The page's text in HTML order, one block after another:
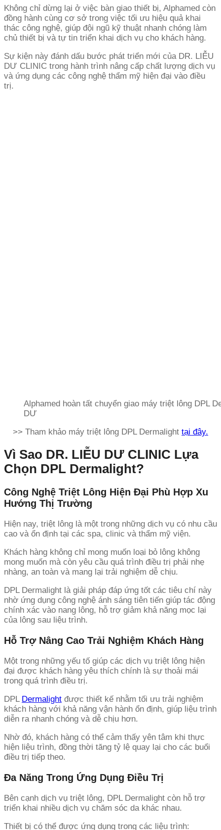
Không chỉ dừng lại ở việc bàn giao thiết bị, Alphamed còn
đồng hành cùng cơ sở trong việc tối ưu hiệu quả khai
thác công nghệ, giúp đội ngũ kỹ thuật nhanh chóng làm
chủ thiết bị và tự tin triển khai dịch vụ cho khách hàng.
Sự kiện này đánh dấu bước phát triển mới của DR. LIỄU
DƯ CLINIC trong hành trình nâng cấp chất lượng dịch vụ
và ứng dụng các công nghệ thẩm mỹ hiện đại vào điều
trị.
Alphamed hoàn tất chuyển giao máy triệt lông DPL
DƯ
>> Tham khảo máy triệt lông DPL Dermalight tại đây.
Vì Sao DR. LIỄU DƯ CLINIC Lựa
Chọn DPL Dermalight?
Công Nghệ Triệt Lông Hiện Đại Phù Hợp Xu
Hướng Thị Trường
Hiện nay, triệt lông là một trong những dịch vụ có nhu cầu
cao và ổn định tại các spa, clinic và thẩm mỹ viện.
Khách hàng không chỉ mong muốn loại bỏ lông không
mong muốn mà còn yêu cầu quá trình điều trị phải nhẹ
nhàng, an toàn và mang lại trải nghiệm dễ chịu.
DPL Dermalight là giải pháp đáp ứng tốt các tiêu chí này
nhờ ứng dụng công nghệ ánh sáng tiên tiến giúp tác động
chính xác vào nang lông, hỗ trợ giảm khả năng mọc lại
của lông sau liệu trình.
Hỗ Trợ Nâng Cao Trải Nghiệm Khách Hàng
Một trong những yếu tố giúp các dịch vụ triệt lông hiện
đại được khách hàng yêu thích chính là sự thoải mái
trong quá trình điều trị.
DPL Dermalight được thiết kế nhằm tối ưu trải nghiệm
khách hàng với khả năng vận hành ổn định, giúp liệu trình
diễn ra nhanh chóng và dễ chịu hơn.
Nhờ đó, khách hàng có thể cảm thấy yên tâm khi thực
hiện liệu trình, đồng thời tăng tỷ lệ quay lại cho các buổi
điều trị tiếp theo.
Đa Năng Trong Ứng Dụng Điều Trị
Bên cạnh dịch vụ triệt lông, DPL Dermalight còn hỗ trợ
triển khai nhiều dịch vụ chăm sóc da khác nhau.
Thiết bị có thể được ứng dụng trong các liệu trình: